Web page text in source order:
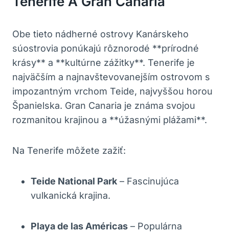
Obe tieto nádherné ostrovy Kanárskeho
súostrovia ponúkajú rôznorodé **prírodné
krásy** a **kultúrne zážitky**. Tenerife je
najväčším a najnavštevovanejším ostrovom s
impozantným vrchom Teide, najvyššou horou
Španielska. Gran Canaria je známa svojou
rozmanitou krajinou a **úžasnými plážami**.
Na Tenerife môžete zažiť:
Teide National Park – Fascinujúca
vulkanická krajina.
Playa de las Américas – Populárna